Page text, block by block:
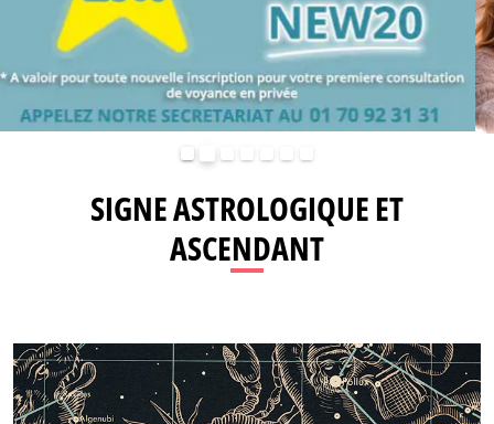
SIGNE ASTROLOGIQUE ET
ASCENDANT